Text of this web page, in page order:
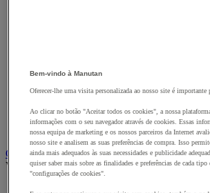
Carro para caixas
Carros com espaldar fixo e taipal
Reboque industrial
Serviço e Manipulação
Contentor móvel gradeado
Ver todas as categorias
Acessórios para contentor móvel
Bem-vindo à Manutan
Oferecer-lhe uma visita personalizada ao nosso site é importante
Ao clicar no botão "Aceitar todos os cookies", a nossa
informações com o seu navegador através de cookies. Essas
nossa equipa de marketing e os nossos parceiros da Internet
nosso site e analisem as suas preferências de compra. Isso
ainda mais adequados às suas necessidades e publicidade
quiser saber mais sobre as finalidades e preferências de cada
"configurações de cookies".